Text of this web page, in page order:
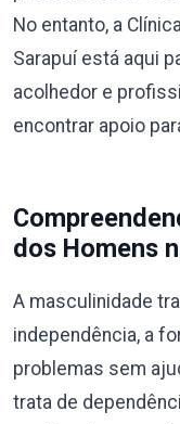
No entanto, a
Sarapuí está aqui
acolhedor e
encontrar apoio
dos Homens
A masculinidade
independência, a
problemas sem
trata de